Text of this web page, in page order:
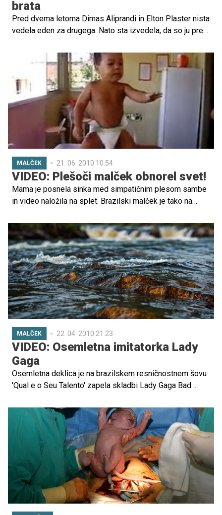
brata
Pred dvema letoma Dimas Aliprandi in Elton Plaster nista
vedela eden za drugega. Nato sta izvedela, da so ju pred
MALČEK 21. 06. 2010 10.54
VIDEO: Plešoči malček obnorel svet!
Mama je posnela sinka med simpatičnim plesom sambe
in video naložila na splet. Brazilski malček je tako na
ples si je ogledalo že več kot dva milijona ljudi.
MALČEK 22. 04. 2010 21.23
VIDEO: Osemletna imitatorka Lady
Gaga
Osemletna deklica je na brazilskem resničnostnem šovu
'Qual e o Seu Talento' zapela skladbi Lady Gaga Bad
svetovno javnost.